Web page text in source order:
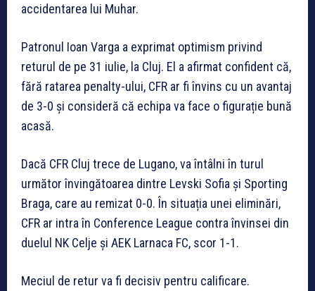
accidentarea lui Muhar.
Patronul Ioan Varga a exprimat optimism privind
returul de pe 31 iulie, la Cluj. El a afirmat confident că,
fără ratarea penalty-ului, CFR ar fi învins cu un avantaj
de 3-0 și consideră că echipa va face o figurație bună
acasă.
Dacă CFR Cluj trece de Lugano, va întâlni în turul
următor învingătoarea dintre Levski Sofia și Sporting
Braga, care au remizat 0-0. În situația unei eliminări,
CFR ar intra în Conference League contra învinsei din
duelul NK Celje și AEK Larnaca FC, scor 1-1.
Meciul de retur va fi decisiv pentru calificare.